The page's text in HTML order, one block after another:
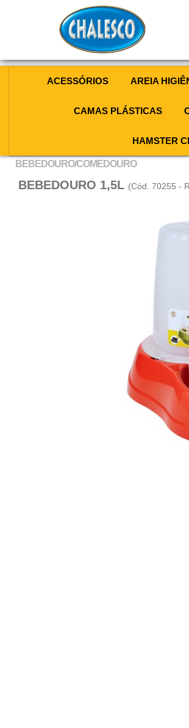
ACESSÓRIOS AREIA
CAMAS PLÁSTICAS
HAMSTER
BEBEDOURO/COMEDOURO
BEBEDOURO 1,5L (Cód. 70255 -